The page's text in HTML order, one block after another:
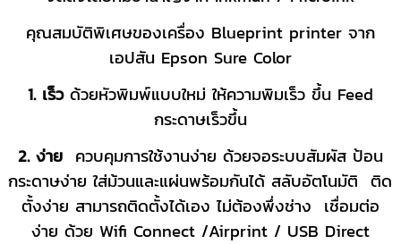
คุณสมบัติพิเศษของเครื่อง Blueprint printer จาก
เอปสัน Epson Sure Color
1. เร็วด้วยหัวพิมพ์แบบใหม่ ให้ความพิมเร็ว ขึ้น Feed
กระดาษเร็วขึ้น
2. ง่ายควบคุมการใช้งานง่าย ด้วยจอระบบสัมผัส ป้อน
กระดาษง่าย ใส่ม้วนและแผ่นพร้อมกันได้ สลับอัตโนมัติ ติด
ตั้งง่าย สามารถติดตั้งได้เอง ไม่ต้องพึ่งช่าง เชื่อมต่อ
ง่าย ด้วย Wifi Connect /Airprint / USB Direct